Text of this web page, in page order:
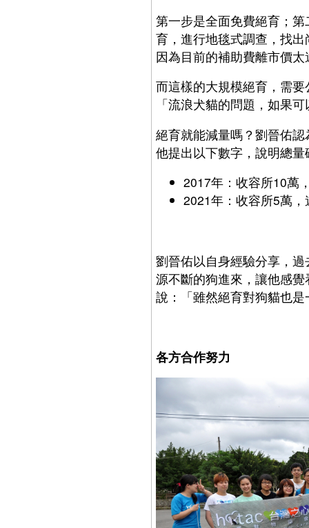
第一步是全面免費絕育；
育，進行地毯式調查，找
因為目前的補助費離市價
而這樣的大規模絕育，需
「流浪犬貓的問題，如果
絕育就能減量嗎？劉晉佑
他提出以下數字，說明總
2017年：收容所10萬
2021年：收容所5萬
劉晉佑以自身經驗分享，
源不斷的狗進來，讓他感
說：「雖然絕育對狗貓也
各方合作努力